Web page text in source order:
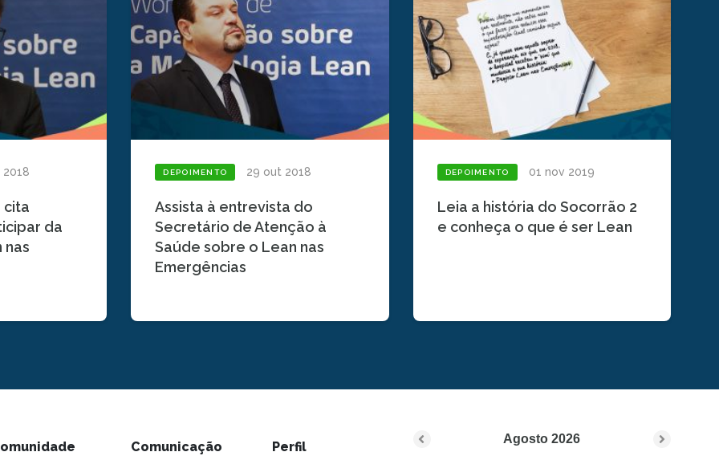
2018
cita
da
nas
DEPOIMENTO 29 out 2018
Assista à entrevista do
Secretário de Atenção à
Saúde sobre o Lean nas
Emergências
DEPOIMENTO 01 nov 2019
Leia a história do Socorrão 2
e conheça o que é ser Lean
Comunicação Perfil
Agosto 2026